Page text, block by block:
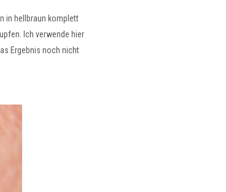
in hellbraun komplett
Ich verwende hier
Ergebnis noch nicht